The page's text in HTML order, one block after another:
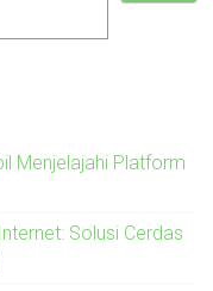
Menjelajahi Platform
Solusi Cerdas